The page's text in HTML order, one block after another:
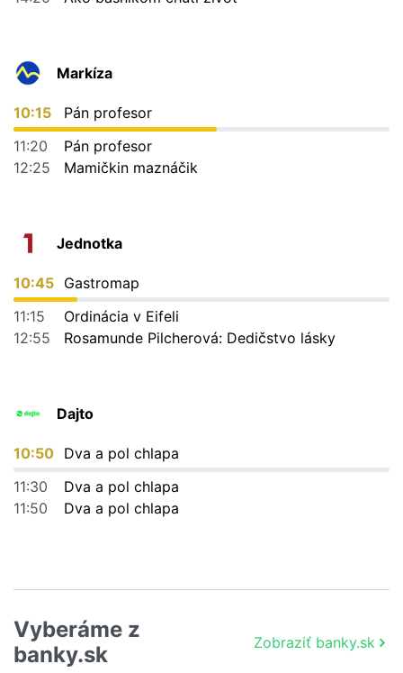
Markíza
10:15
Pán profesor
11:20
Pán profesor
12:25
Mamičkin maznáčik
Jednotka
10:45 Gastromap
11:15
Ordinácia v Eifeli
12:55
Rosamunde Pilcherová: Dedičstvo lásky
Dajto
10:50 Dva a pol chlapa
11:30
Dva a pol chlapa
11:50
Dva a pol chlapa
Vyberáme z
banky.sk
Zobraziť banky.sk